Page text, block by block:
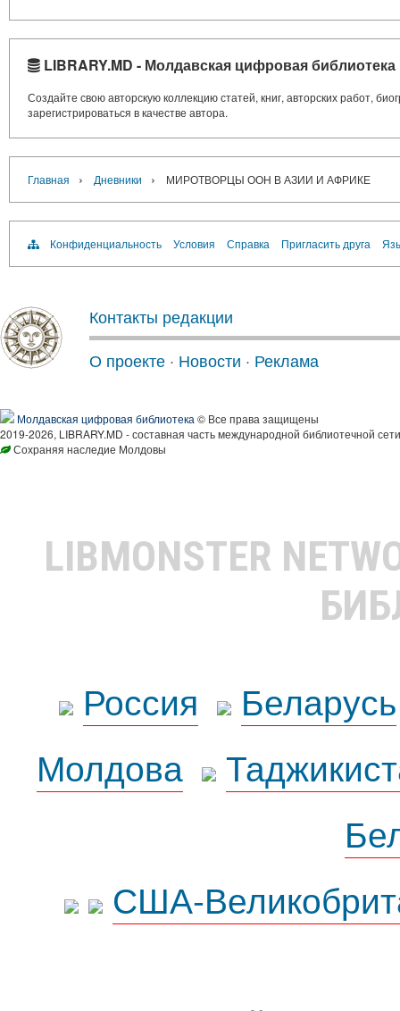
LIBRARY.MD - Молдавская цифровая библиотека
Создайте свою авторскую коллекцию статей, книг, авторских работ,
зарегистрироваться в качестве автора.
Главная › Дневники › МИРОТВОРЦЫ ООН В АЗИИ И АФРИКЕ
Конфиденциальность Условия Справка Пригласить друга
Контакты редакции
О проекте · Новости · Реклама
Молдавская цифровая библиотека © Все права защищены
2019-2026, LIBRARY.MD - составная часть международной библиотечной
Сохраняя наследие Молдовы
LIBMONSTER
Россия
Беларусь
Молдова
США-